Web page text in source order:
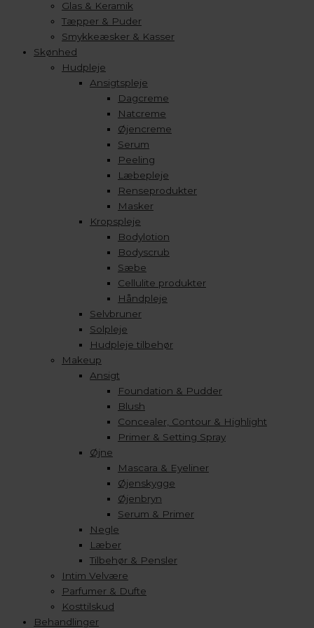
Glas & Keramik
Tæpper & Puder
Smykkeæsker & Kasser
Skønhed
Hudpleje
Ansigtspleje
Dagcreme
Natcreme
Øjencreme
Serum
Peeling
Læbepleje
Renseprodukter
Masker
Kropspleje
Bodylotion
Bodyscrub
Sæbe
Cellulite produkter
Håndpleje
Selvbruner
Solpleje
Hudpleje tilbehør
Makeup
Ansigt
Foundation & Pudder
Blush
Concealer, Contour & Highlight
Primer & Setting Spray
Øjne
Mascara & Eyeliner
Øjenskygge
Øjenbryn
Serum & Primer
Negle
Læber
Tilbehør & Pensler
Intim Velvære
Parfumer & Dufte
Kosttilskud
Behandlinger